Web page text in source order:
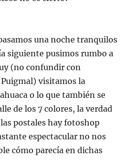
una noche tranquilos
siguiente pusimos rumbo a
(no confundir con
visitamos la
o lo que también se
de los 7 colores, la verdad
postales hay fotoshop
espectacular no nos
cómo parecía en dichas